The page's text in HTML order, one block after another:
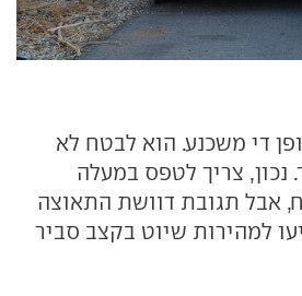
די משכנע. הוא לבטח לא
נכון, צריך לטפס במעלה
אבל תגובת דוושת התאוצה
למהירות שיוט בקצב סביר